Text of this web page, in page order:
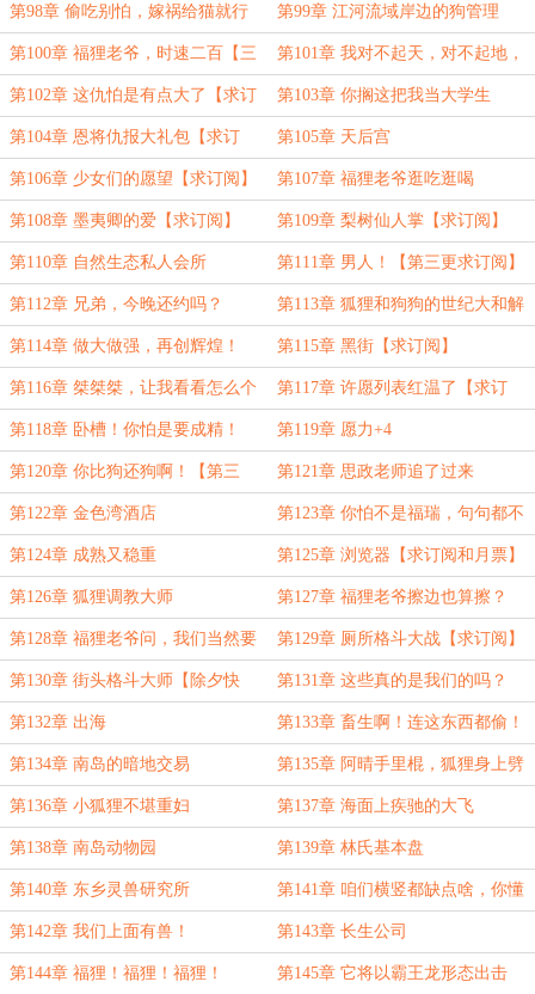
阅】
第98章 偷吃别怕，嫁祸给猫就行 第99章 江河流域岸边的狗管理
第100章 福狸老爷，时速二百【三
更求订阅】
第101章 我对不起天，对不起地，
唯独没有对不起妈祖！
第102章 这仇怕是有点大了【求订
阅】
第103章 你搁这把我当大学生
呢？！【三更求订阅】
第104章 恩将仇报大礼包【求订
阅】
第105章 天后宫
第106章 少女们的愿望【求订阅】 第107章 福狸老爷逛吃逛喝
第108章 墨夷卿的爱【求订阅】 第109章 梨树仙人掌【求订阅】
第110章 自然生态私人会所 第111章 男人！【第三更求订阅】
第112章 兄弟，今晚还约吗？ 第113章 狐狸和狗狗的世纪大和解
【求订阅】
第114章 做大做强，再创辉煌！ 第115章 黑街【求订阅】
第116章 桀桀桀，让我看看怎么个
事
第117章 许愿列表红温了【求订
阅】
第118章 卧槽！你怕是要成精！ 第119章 愿力+4
第120章 你比狗还狗啊！【第三
更】
第121章 思政老师追了过来
第122章 金色湾酒店 第123章 你怕不是福瑞，句句都不
离安某【求订阅】
第124章 成熟又稳重 第125章 浏览器【求订阅和月票】
第126章 狐狸调教大师 第127章 福狸老爷擦边也算擦？
第128章 福狸老爷问，我们当然要
老实回答啊！
第129章 厕所格斗大战【求订阅】
第130章 街头格斗大师【除夕快
乐！】
第131章 这些真的是我们的吗？
【除夕快乐】
第132章 出海 第133章 畜生啊！连这东西都偷！
第134章 南岛的暗地交易 第135章 阿晴手里棍，狐狸身上劈
第136章 小狐狸不堪重妇 第137章 海面上疾驰的大飞
第138章 南岛动物园 第139章 林氏基本盘
第140章 东乡灵兽研究所 第141章 咱们横竖都缺点啥，你懂
吧？
第142章 我们上面有兽！ 第143章 长生公司
第144章 福狸！福狸！福狸！ 第145章 它将以霸王龙形态出击